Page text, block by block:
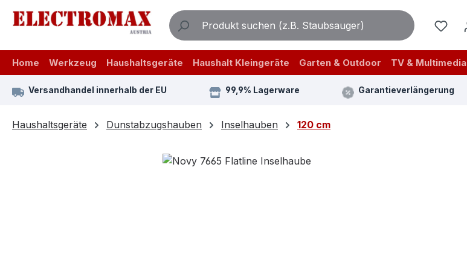
Hauptinhalt springen
Zur Suche springen
Zur Hauptnavigation springen
Home Werkzeug Haushaltsgeräte Haushalt Kleingeräte Garten & Outdoor TV & Multimedia
Versandhandel innerhalb der EU 99,9% Lagerware Garantieverlängerung
Haushaltsgeräte Dunstabzugshauben Inselhauben 120 cm